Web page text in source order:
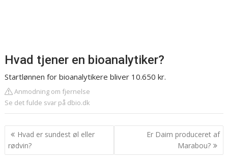
Hvad tjener en bioanalytiker?
Startlønnen for bioanalytikere bliver 10.650 kr.
Anmodning om fjernelse
Se det fulde svar på dbio.dk
Indlægsnavigation
Hvad er sundest øl eller
rødvin?
Er Daim produceret af
Marabou?